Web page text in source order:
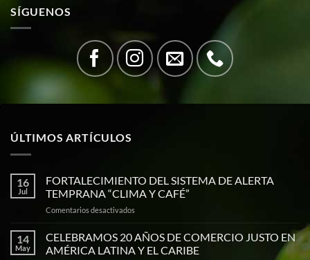
SÍGUENOS
ÚLTIMOS ARTÍCULOS
16
Jul
FORTALECIMIENTO DEL SISTEMA DE ALERTA
TEMPRANA “CLIMA Y CAFÉ”
Comentarios desactivados
DEL
SISTEMA
DE
14
May
CELEBRAMOS 20 AÑOS DE COMERCIO JUSTO EN
AMÉRICA LATINA Y EL CARIBE